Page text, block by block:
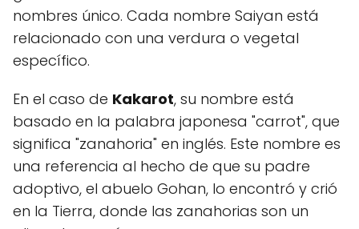
nombres único. Cada nombre Saiyan está
relacionado con una verdura o vegetal
específico.
En el caso de Kakarot, su nombre está
basado en la palabra japonesa "carrot", que
significa "zanahoria" en inglés. Este nombre es
una referencia al hecho de que su padre
adoptivo, el abuelo Gohan, lo encontró y crió
en la Tierra, donde las zanahorias son un